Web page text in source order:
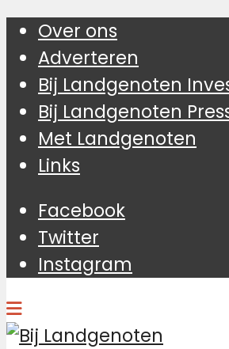
Over ons
Adverteren
Bij Landgenoten
Bij Landgenoten
Met Landgenoten
Links
Facebook
Twitter
Instagram